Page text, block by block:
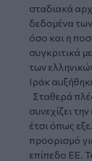
σταδιακά
δεδομένα
όσο και η
συγκριτικά
των
Ιράκ
Σταθερά
συνεχίζει
έτσι όπως
προορισμό
επίπεδο ΕΕ.